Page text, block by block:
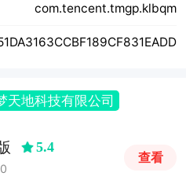
com.tencent.tmgp.klbqm
天地科技有限公司
5.4
查看